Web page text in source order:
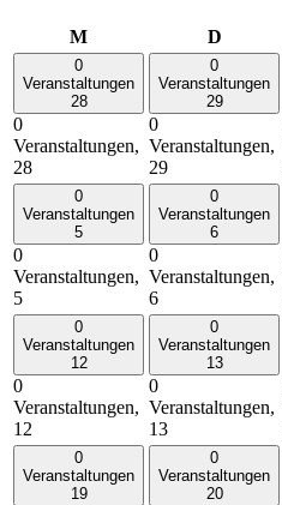
MMontag DDienstag
0
Veranstaltungen
28
0
Veranstaltungen,
28
0
Veranstaltungen
29
0
Veranstaltungen,
29
0
Veranstaltungen
5
0
Veranstaltungen,
5
0
Veranstaltungen
6
0
Veranstaltungen,
6
0
Veranstaltungen
12
0
Veranstaltungen,
12
0
Veranstaltungen
13
0
Veranstaltungen,
13
0
Veranstaltungen
19
0
Veranstaltungen
20